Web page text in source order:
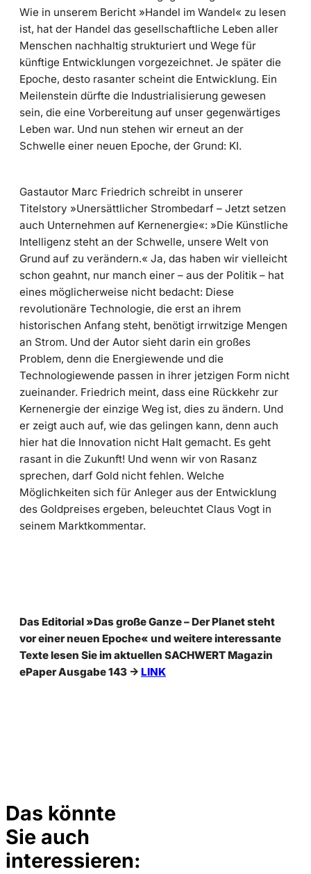
Wie in unserem Bericht »Handel im Wandel« zu lesen
ist, hat der Handel das gesellschaftliche Leben aller
Menschen nachhaltig strukturiert und Wege für
künftige Entwicklungen vorgezeichnet. Je später die
Epoche, desto rasanter scheint die Entwicklung. Ein
Meilenstein dürfte die Industrialisierung gewesen
sein, die eine Vorbereitung auf unser gegenwärtiges
Leben war. Und nun stehen wir erneut an der
Schwelle einer neuen Epoche, der Grund: KI.
Gastautor Marc Friedrich schreibt in unserer
Titelstory »Unersättlicher Strombedarf – Jetzt setzen
auch Unternehmen auf Kernenergie«: »Die Künstliche
Intelligenz steht an der Schwelle, unsere Welt von
Grund auf zu verändern.« Ja, das haben wir vielleicht
schon geahnt, nur manch einer – aus der Politik – hat
eines möglicherweise nicht bedacht: Diese
revolutionäre Technologie, die erst an ihrem
historischen Anfang steht, benötigt irrwitzige Mengen
an Strom. Und der Autor sieht darin ein großes
Problem, denn die Energiewende und die
Technologiewende passen in ihrer jetzigen Form nicht
zueinander. Friedrich meint, dass eine Rückkehr zur
Kernenergie der einzige Weg ist, dies zu ändern. Und
er zeigt auch auf, wie das gelingen kann, denn auch
hier hat die Innovation nicht Halt gemacht. Es geht
rasant in die Zukunft! Und wenn wir von Rasanz
sprechen, darf Gold nicht fehlen. Welche
Möglichkeiten sich für Anleger aus der Entwicklung
des Goldpreises ergeben, beleuchtet Claus Vogt in
seinem Marktkommentar.
Das Editorial »Das große Ganze –Der Planet steht
vor einer neuen Epoche« und weitere interessante
Texte lesen Sie im aktuellen SACHWERT Magazin
ePaper Ausgabe 143 -> LINK
Das könnte
Sie auch
interessieren: